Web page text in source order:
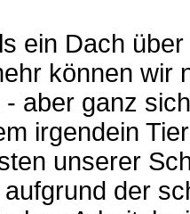
ein Dach
können wir
aber ganz
irgendein
unserer
der